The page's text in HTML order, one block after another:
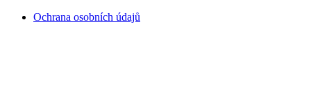
Ochrana osobních údajů